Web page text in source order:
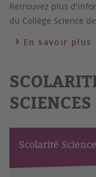
Retrouvez plus
du Collège Science
En savoir plus
Scolarité